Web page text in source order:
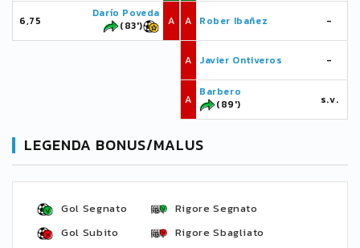
6,75
Darío Poveda
(83')
A A Rober Ibañez -
A Javier Ontiveros -
A
Barbero
(89')
s.v.
LEGENDA BONUS/MALUS
Gol Segnato
Gol Subito
Rigore Segnato
Rigore Sbagliato